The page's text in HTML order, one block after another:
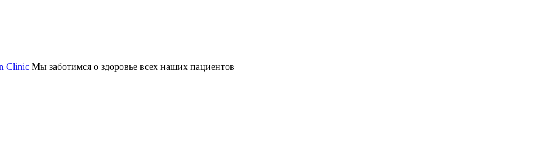
Мы заботимся о здоровье всех наших пациентов